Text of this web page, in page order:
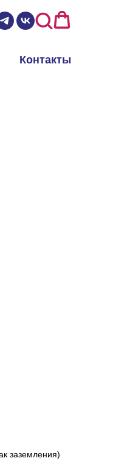
Контакты
заземления)